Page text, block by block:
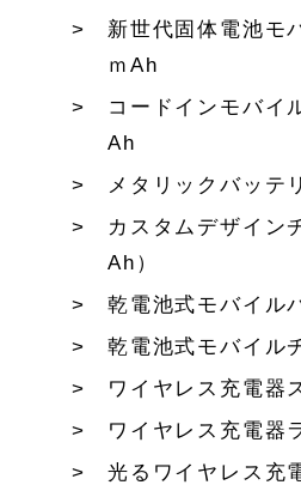
新世代固体電池モ
ｍAh
コードインモバイ
Ah
メタリックバッテ
カスタムデザイン
Ah）
乾電池式モバイル
乾電池式モバイル
ワイヤレス充電器
ワイヤレス充電器
光るワイヤレス充